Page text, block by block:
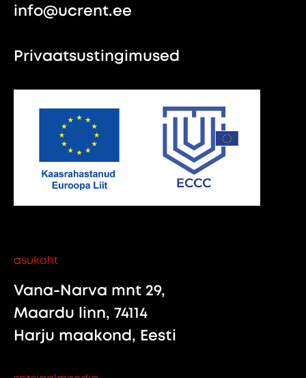
info@ucrent.ee
Privaatsustingimused
asukoht
Vana-Narva mnt 29,
Maardu linn, 74114
Harju maakond, Eesti